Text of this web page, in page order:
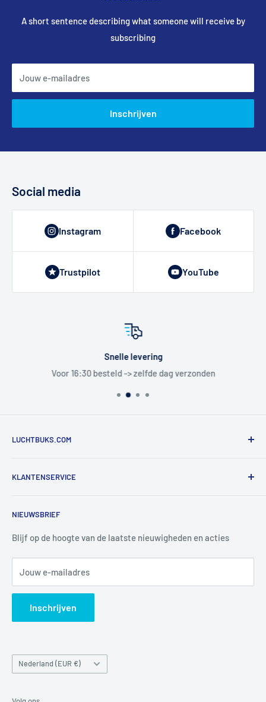
A short sentence describing what someone will receive by
subscribing
Jouw e-mailadres
Inschrijven
Social media
Instagram Facebook
Trustpilot YouTube
Snelle levering
Voor 16:30 besteld -> zelfde dag verzonden
LUCHTBUKS.COM
Utrechtlaan 9
Tel:+31 6 345 30 448
Mail:info@luchtbuks.com
KLANTENSERVICE
Informatie
Privacybeleid
Verzendbeleid
Search
NIEUWSBRIEF
Blijf op de hoogte van de laatste nieuwigheden en acties
Jouw e-mailadres
Inschrijven
Land/regio
Nederland (EUR €)